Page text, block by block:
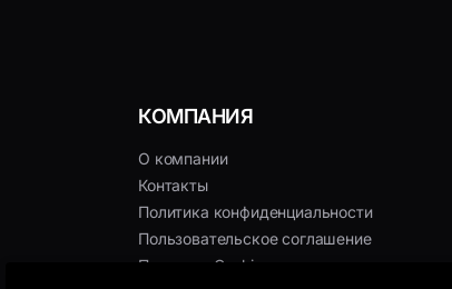
КОМПАНИЯ
О компании
Контакты
Политика конфиденциальности
Пользовательское соглашение
Политика Cookies